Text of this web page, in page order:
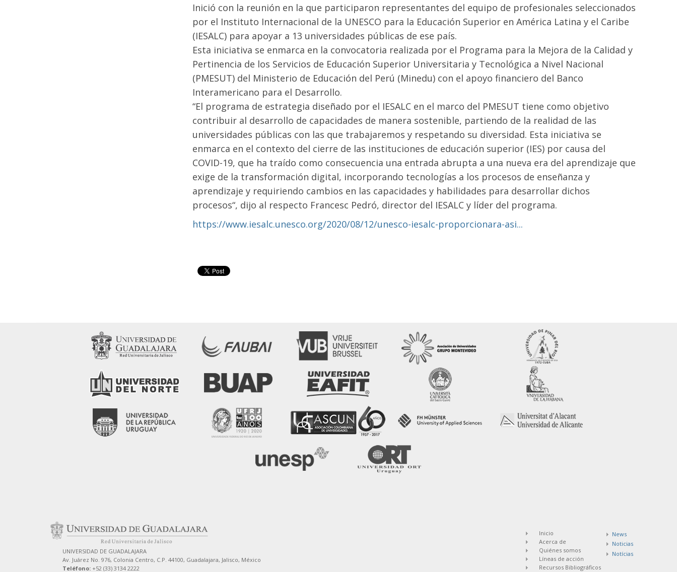
Inició con la reunión en la que participaron representantes del equipo de profesionales seleccionados
por el Instituto Internacional de la UNESCO para la Educación Superior en América Latina y el Caribe
(IESALC) para apoyar a 13 universidades públicas de ese país.
Esta iniciativa se enmarca en la convocatoria realizada por el Programa para la Mejora de la Calidad y
Pertinencia de los Servicios de Educación Superior Universitaria y Tecnológica a Nivel Nacional
(PMESUT) del Ministerio de Educación del Perú (Minedu) con el apoyo financiero del Banco
Interamericano para el Desarrollo.
“El programa de estrategia diseñado por el IESALC en el marco del PMESUT tiene como objetivo
contribuir al desarrollo de capacidades de manera sostenible, partiendo de la realidad de las
universidades públicas con las que trabajaremos y respetando su diversidad. Esta iniciativa se
enmarca en el contexto del cierre de las instituciones de educación superior (IES) por causa del
COVID-19, que ha traído como consecuencia una entrada abrupta a una nueva era del aprendizaje que
exige de la transformación digital, incorporando tecnologías a los procesos de enseñanza y
aprendizaje y requiriendo cambios en las capacidades y habilidades para desarrollar dichos
procesos“, dijo al respecto Francesc Pedró, director del IESALC y líder del programa.
https://www.iesalc.unesco.org/2020/08/12/unesco-iesalc-proporcionara-asi...
UNIVERSIDAD DE GUADALAJARA
Av. Juárez No. 976, Colonia Centro, C.P. 44100, Guadalajara, Jalisco, México
Teléfono: +52 (33) 3134 2222
News
Noticias
Notícias
Inicio
Acerca de
Quiénes somos
Líneas de acción
Recursos Bibliográficos